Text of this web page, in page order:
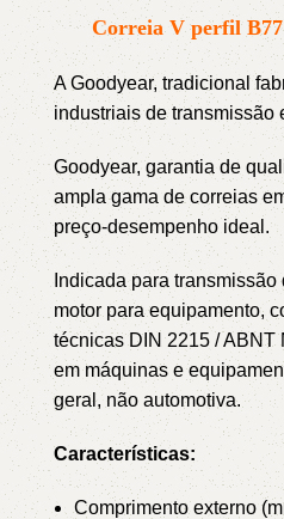
Correia V perfil
A Goodyear, tradicional
industriais de transmissão
Goodyear, garantia de
ampla gama de correias
preço-desempenho ideal.
Indicada para
motor para equipamento,
técnicas DIN 2215 / ABNT
em máquinas e
geral, não automotiva.
Características:
Comprimento externo